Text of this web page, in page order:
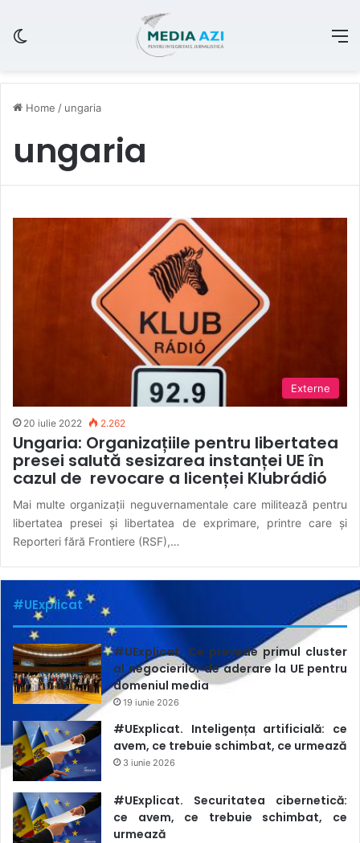
Home / ungaria
ungaria
Externe
20 iulie 2022 2.262
Ungaria: Organizațiile pentru libertatea
presei salută sesizarea instanței UE în
cazul de revocare a licenței Klubrádió
Mai multe organizații neguvernamentale care militează pentru
libertatea presei și libertatea de exprimare, printre care și
Reporteri fără Frontiere (RSF),…
#UExplicat
#UExplicat. Ce prevede primul cluster
al negocierilor de aderare la UE pentru
domeniul media
19 iunie 2026
#UExplicat. Inteligența artificială: ce
avem, ce trebuie schimbat, ce urmează
3 iunie 2026
#UExplicat. Securitatea cibernetică:
ce avem, ce trebuie schimbat, ce
urmează